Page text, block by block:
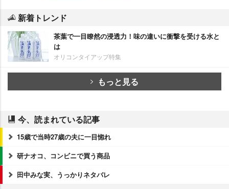
新着トレンド
茶葉で一目瞭然の浸透力！味の違いに衝撃を受ける水と
は
オリコンタイアップ特集
もっと見る
今、読まれている記事
15歳で当時27歳の夫に一目惚れ
研ナオコ、コンビニで買う商品
田中みな実、うっかりネタバレ